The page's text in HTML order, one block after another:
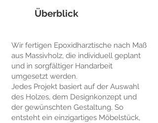
Überblick
Wir fertigen Epoxidharztische nach Maß
aus Massivholz, die individuell geplant
und in sorgfältiger Handarbeit
umgesetzt werden.
Jedes Projekt basiert auf der Auswahl
des Holzes, dem Designkonzept und
der gewünschten Gestaltung. So
entsteht ein einzigartiges Möbelstück,